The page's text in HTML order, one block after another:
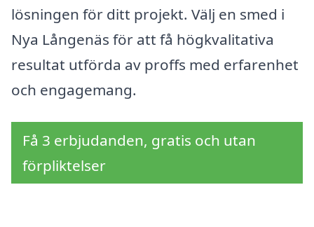
lösningen för ditt projekt. Välj en smed i
Nya Långenäs för att få högkvalitativa
resultat utförda av proffs med erfarenhet
och engagemang.
Få 3 erbjudanden, gratis och utan
förpliktelser